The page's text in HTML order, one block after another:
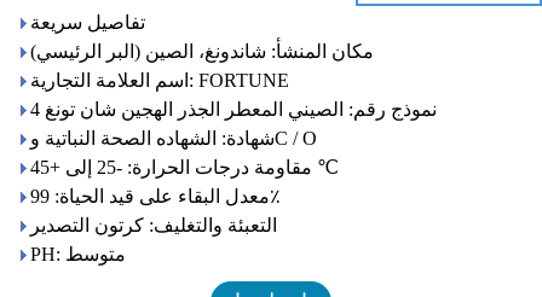
تفاصيل سريعة
مكان المنشأ: شاندونغ، الصين (البر الرئيسي)
اسم العلامة التجارية: FORTUNE
نموذج رقم: الصيني المعطر الجذر الهجين شان تونغ 4
شهادة: الشهاده الصحة النباتية وC / O
مقاومة درجات الحرارة: -25 إلى +45 ℃
معدل البقاء على قيد الحياة: 99٪
التعبئة والتغليف: كرتون التصدير
PH: متوسط